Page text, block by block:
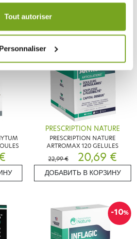
Tout autoriser
Personnaliser
-10 -10
PRESCRIPTION NATURE
PRESCRIPTION NATURE
ARTROMAX 120 GELULES
22,99 €
20,69 €
ДОБАВИТЬ В КОРЗИНУ
-10%